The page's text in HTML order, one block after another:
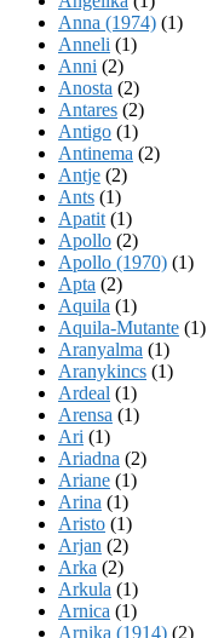
Anna (1974) (1)
Anneli (1)
Anni (2)
Anosta (2)
Antares (2)
Antigo (1)
Antinema (2)
Antje (2)
Ants (1)
Apatit (1)
Apollo (2)
Apollo (1970) (1)
Apta (2)
Aquila (1)
Aquila-Mutante (1)
Aranyalma (1)
Aranykincs (1)
Ardeal (1)
Arensa (1)
Ari (1)
Ariadna (2)
Ariane (1)
Arina (1)
Aristo (1)
Arjan (2)
Arka (2)
Arkula (1)
Arnica (1)
Arnika (1914) (2)